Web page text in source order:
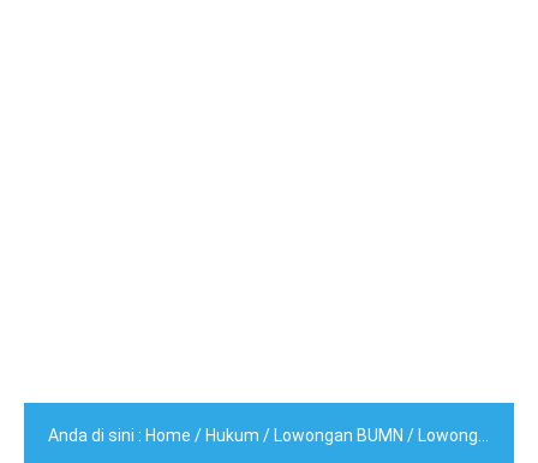
Anda di sini : Home / Hukum / Lowongan BUMN / Lowongan CPNS